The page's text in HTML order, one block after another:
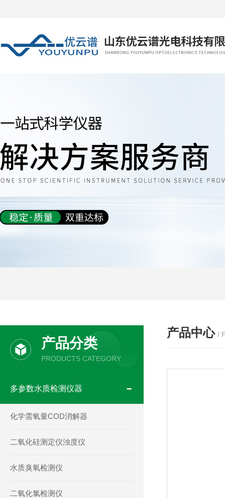
产品中心 /
产品分类
PRODUCTS CATEGORY
多参数水质检测仪器
化学需氧量COD消解器
二氧化硅测定仪浊度仪
水质臭氧检测仪
二氧化氯检测仪